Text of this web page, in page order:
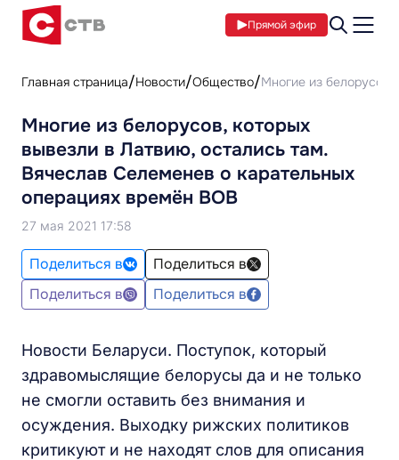
Прямой эфир
Главная страница Новости Общество Многие из белорусов,
Многие из белорусов, которых
вывезли в Латвию, остались там.
Вячеслав Селеменев о карательных
операциях времён ВОВ
27 мая 2021 17:58
Поделиться в
Поделиться в
Поделиться в
Поделиться в
Новости Беларуси. Поступок, который
здравомыслящие белорусы да и не только
не смогли оставить без внимания и
осуждения. Выходку рижских политиков
критикуют и не находят слов для описания